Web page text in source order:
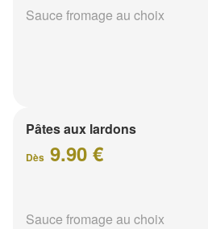
Sauce fromage au choix
Pâtes aux lardons
Dès 9.90 €
Sauce fromage au choix